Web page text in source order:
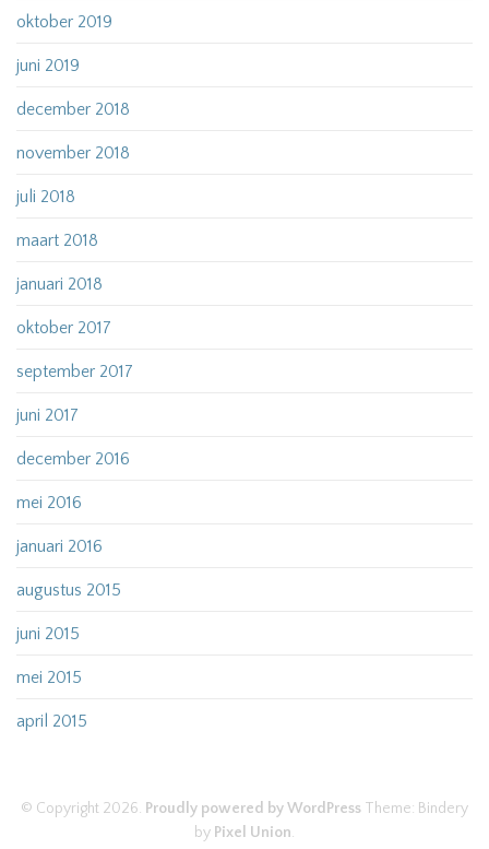
oktober 2019
juni 2019
december 2018
november 2018
juli 2018
maart 2018
januari 2018
oktober 2017
september 2017
juni 2017
december 2016
mei 2016
januari 2016
augustus 2015
juni 2015
mei 2015
april 2015
© Copyright 2026. Proudly powered by WordPress Theme: Bindery
by Pixel Union.